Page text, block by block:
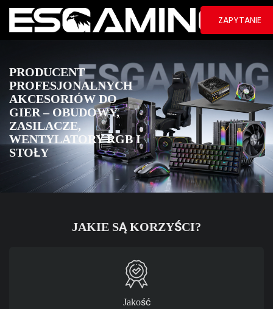
ZAPYTANIE
PRODUCENT
PROFESJONALNYCH
AKCESORIÓW DO
GIER – OBUDOWY,
ZASILACZE,
WENTYLATORY RGB I
STOŁY
JAKIE SĄ KORZYŚCI?
Jakość